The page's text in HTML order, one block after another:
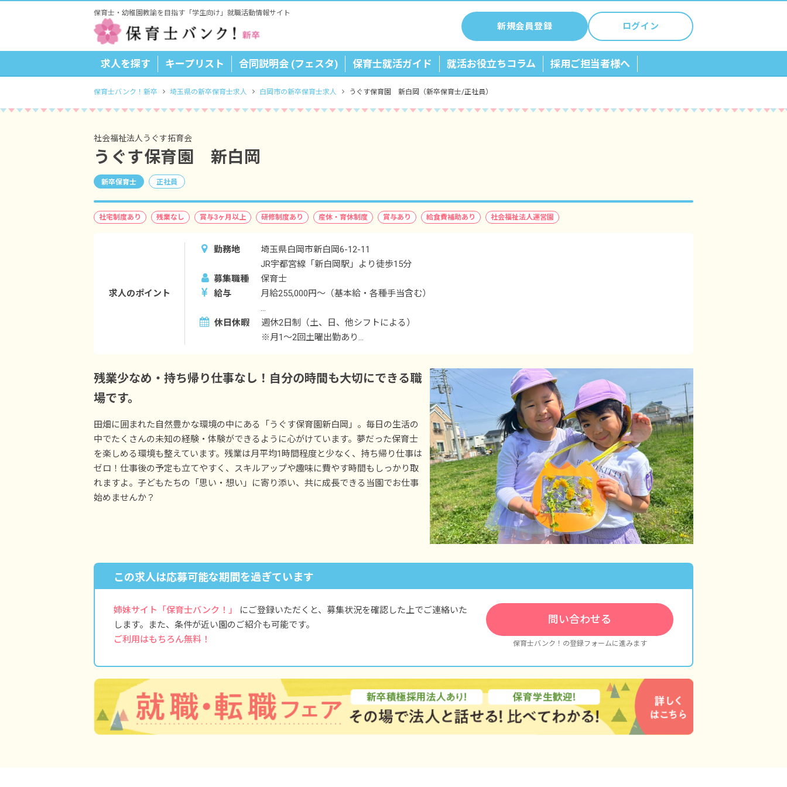
保育士・幼稚園教諭を目指す「学生向け」就職活動情報サイト
新規会員登録 ログイン
求人を探す キープリスト 合同説明会 (フェスタ) 保育士就活ガイド 就活お役立ちコラム 採用ご担当者様へ
保育士バンク！新卒 埼玉県の新卒保育士求人 白岡市の新卒保育士求人 うぐす保育園 新白岡（新卒保育士/正社員）
社会福祉法人うぐす拓育会
うぐす保育園 新白岡
新卒保育士 正社員
社宅制度あり 残業なし 賞与3ヶ月以上 研修制度あり 産休・育休制度 賞与あり 給食費補助あり 社会福祉法人運営園
求人のポイント
勤務地
埼玉県白岡市新白岡6-12-11
JR宇都宮線「新白岡駅」より徒歩15分
募集職種
保育士
給与
月給255,000円～（基本給・各種手当含む）
＜別途支給手当＞
■資格手当
■栄養促進手当
賞与年2回・3カ月分
昇給あり
※試用期間3カ月／正式採用後と同じ
休日休暇
週休2日制（土、日、他シフトによる）
※月1～2回土曜出勤あり
有給休暇（取得率ほぼ100％）
その他
残業少なめ・持ち帰り仕事なし！自分の時間も大切にできる職
場です。
田畑に囲まれた自然豊かな環境の中にある「うぐす保育園新白岡」。毎日の生活の
中でたくさんの未知の経験・体験ができるように心がけています。夢だった保育士
を楽しめる環境も整えています。残業は月平均1時間程度と少なく、持ち帰り仕事は
ゼロ！仕事後の予定も立てやすく、スキルアップや趣味に費やす時間もしっかり取
れますよ。子どもたちの「思い・想い」に寄り添い、共に成長できる当園でお仕事
始めませんか？
この求人は応募可能な期間を過ぎています
姉妹サイト「保育士バンク！」
にご登録いただくと、募集状況を確認した上でご連絡いた
します。また、条件が近い園のご紹介も可能です。
ご利用はもちろん無料！
問い合わせる
保育士バンク！の登録フォームに進みます